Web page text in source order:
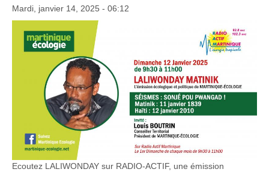
Mardi, janvier 14, 2025 - 06:12
Ecoutez LALIWONDAY sur RADIO-ACTIF, une émission